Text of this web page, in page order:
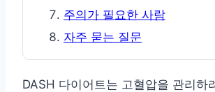
주의가 필요한 사람
자주 묻는 질문
DASH 다이어트는 고혈압을 관리하